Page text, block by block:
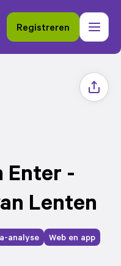
Menu
Registreren
Delen
Enter -
Lenten
analyse Web en app